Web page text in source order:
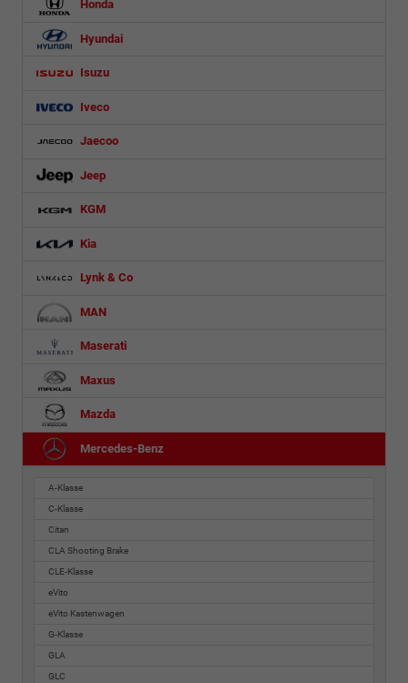
Honda
Hyundai
Isuzu
Iveco
Jaecoo
Jeep
KGM
Kia
Lynk & Co
MAN
Maserati
Maxus
Mazda
Mercedes-Benz
A-Klasse
C-Klasse
Citan
CLA Shooting Brake
CLE-Klasse
eVito
eVito Kastenwagen
G-Klasse
GLA
GLC